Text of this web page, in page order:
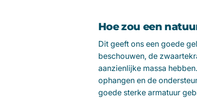
Hoe zou een
Dit geeft ons een goede
beschouwen, de
aanzienlijke massa
ophangen en de
goede sterke armatuur